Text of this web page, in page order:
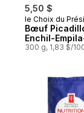
5,50 $
Coup de
le Choix du
Bœuf
Enchil-
300 g, 1,83 $/